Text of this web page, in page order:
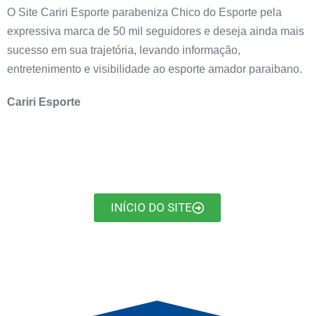
O Site Cariri Esporte parabeniza Chico do Esporte pela
expressiva marca de 50 mil seguidores e deseja ainda mais
sucesso em sua trajetória, levando informação,
entretenimento e visibilidade ao esporte amador paraibano.
Cariri Esporte
INÍCIO DO SITE